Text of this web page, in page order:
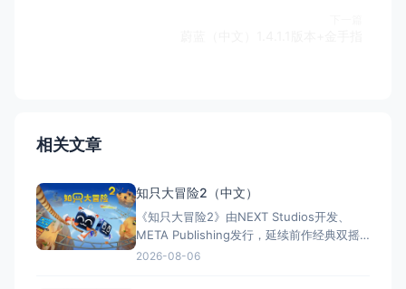
相关文章
知只大冒险2（中文）
《知只大冒险2》由NEXT Studios开发、
META Publishing发行，延续前作经典双摇
杆控制双腿的玩法，首次支持最多4人联机合
2026-08-06